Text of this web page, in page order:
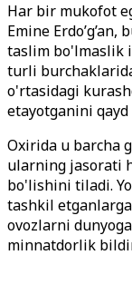
Har bir mukofot
Emine
taslim bo'lmaslik
turli
o'rtasidagi
etayotganini qayd
Oxirida u barcha
ularning jasorati
bo'lishini tiladi.
tashkil
ovozlarni
minnatdorlik